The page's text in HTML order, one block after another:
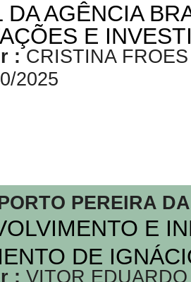
DA AGÊNCIA
E
: CRISTINA
2025
PEREIRA
E
DE
: VITOR